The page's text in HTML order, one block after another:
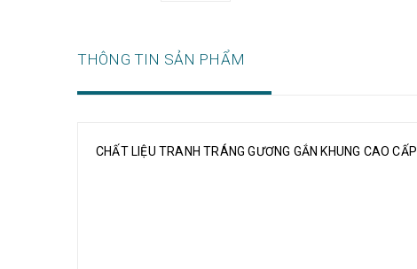
THÔNG TIN SẢN PHẨM
CHẤT LIỆU TRANH TRÁNG GƯƠNG GẮN KHUNG CAO CẤP